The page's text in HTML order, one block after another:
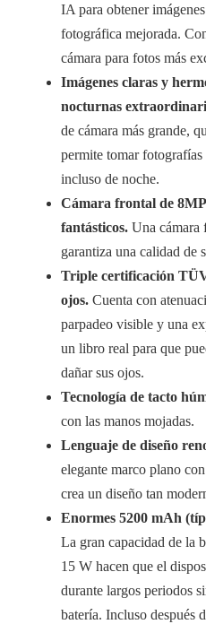
IA para obtener
fotográfica mejorada.
cámara para fotos más
Imágenes claras y
nocturnas
de cámara más grande,
permite tomar
incluso de noche.
Cámara frontal de
fantásticos. Una cámara
garantiza una calidad de
Triple certificación
ojos. Cuenta con
parpadeo visible y una
un libro real para que
dañar sus ojos.
Tecnología de tacto
con las manos mojadas.
Lenguaje de diseño
elegante marco plano
crea un diseño tan
Enormes 5200 mAh
La gran capacidad de la
15 W hacen que el
durante largos periodos
batería. Incluso después